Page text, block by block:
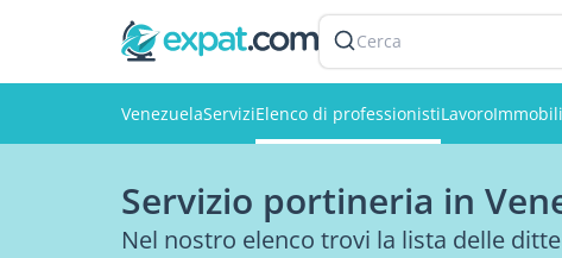
Cerca
VenezuelaServiziElenco di professionistiLavoro
Servizio portineria in
Nel nostro elenco trovi la lista delle